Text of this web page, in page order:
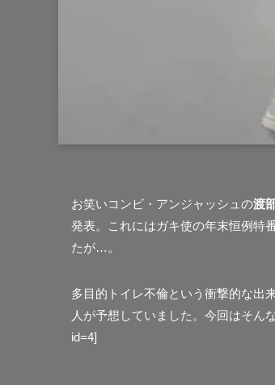
お笑いコンビ・アンジャッシュの渡
発表。これにはガキ使の年末恒例特
たが…。
多目的トイレ不倫という衝撃的な出
人が予想していました。今回はそん
id=4]